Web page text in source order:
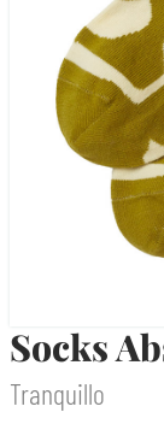
Socks
Tranquillo